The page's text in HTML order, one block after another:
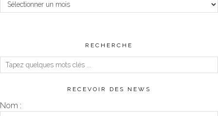
RECHERCHE
RECEVOIR DES NEWS
Nom :